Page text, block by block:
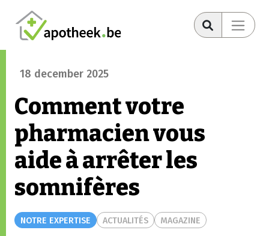
18 december 2025
Comment votre
pharmacien vous
aide à arrêter les
somnifères
NOTRE EXPERTISE ACTUALITÉS MAGAZINE